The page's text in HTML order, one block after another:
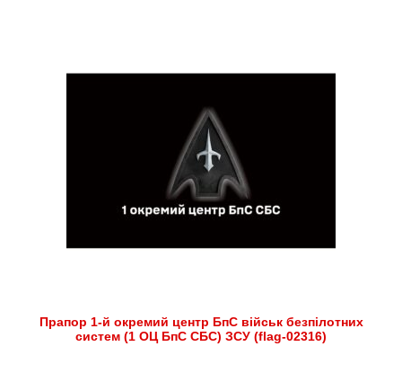
Прапор 1-й окремий центр БпС військ безпілотних
систем (1 ОЦ БпС СБС) ЗСУ (flag-02316)